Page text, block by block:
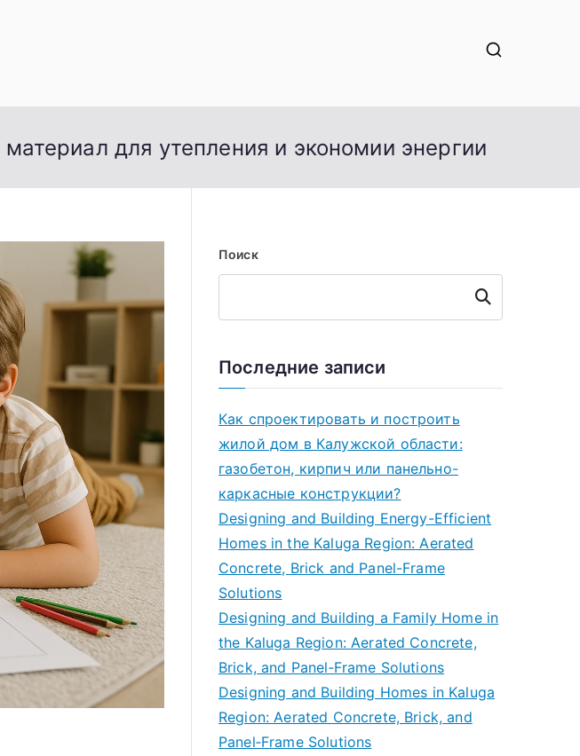
для утепления и экономии энергии
Поиск
Поиск
Последние записи
Как спроектировать и построить
жилой дом в Калужской области:
газобетон, кирпич или панельно-
каркасные конструкции?
Designing and Building Energy-Efficient
Homes in the Kaluga Region: Aerated
Concrete, Brick and Panel-Frame
Solutions
Designing and Building a Family Home in
the Kaluga Region: Aerated Concrete,
Brick, and Panel‑Frame Solutions
Designing and Building Homes in Kaluga
Region: Aerated Concrete, Brick, and
Panel‑Frame Solutions